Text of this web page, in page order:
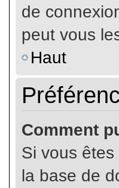
de
peut vous
Haut
Comment
Si vous
la base de